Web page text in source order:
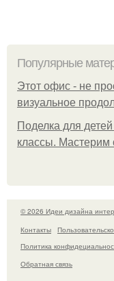
Популярные
Этот офис - не
визуальное
Поделка для
классы. Мастерим
© 2026 Идеи дизайна
Контакты
Политика
Обратная связь